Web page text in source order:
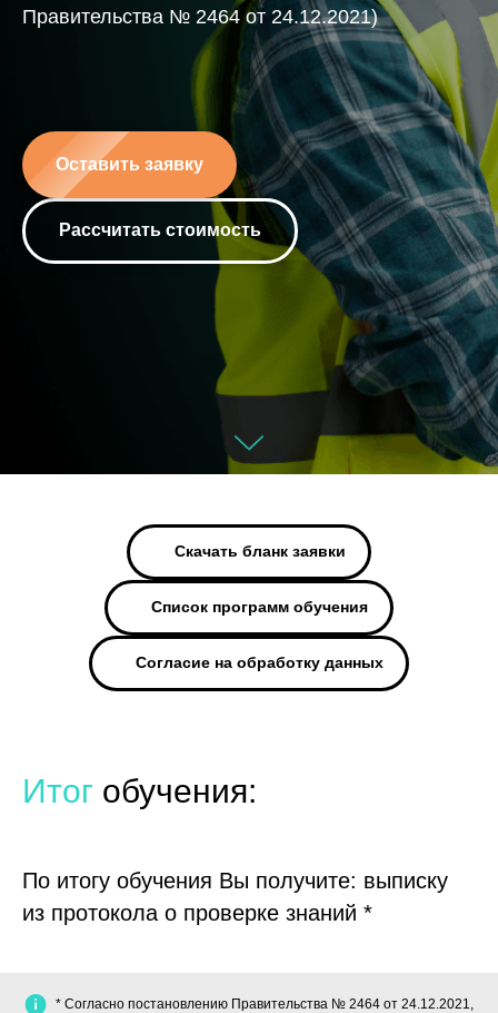
Правительства № 2464 от 24.12.2021)
Оставить заявку
Рассчитать стоимость
Скачать бланк заявки
Список программ обучения
Согласие на обработку данных
Итог обучения:
По итогу обучения Вы получите: выписку
из протокола о проверке знаний *
* Согласно постановлению Правительства № 2464 от 24.12.2021,